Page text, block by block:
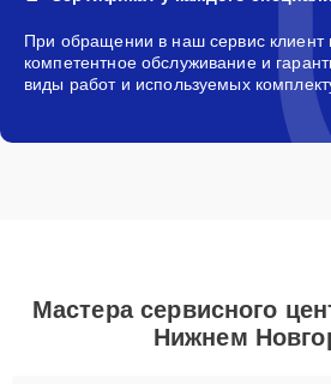
При обращении в наш сервис клиент
компетентное обслуживание и
виды работ и используемых
Мастера сервисного
Нижнем